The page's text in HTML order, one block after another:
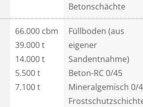
Betonschächte
66.000 cbm
39.000 t
14.000 t
5.500 t
7.100 t
Füllboden (aus
eigener
Sandentnahme)
Beton-RC 0/45
Mineralgemisch 0/